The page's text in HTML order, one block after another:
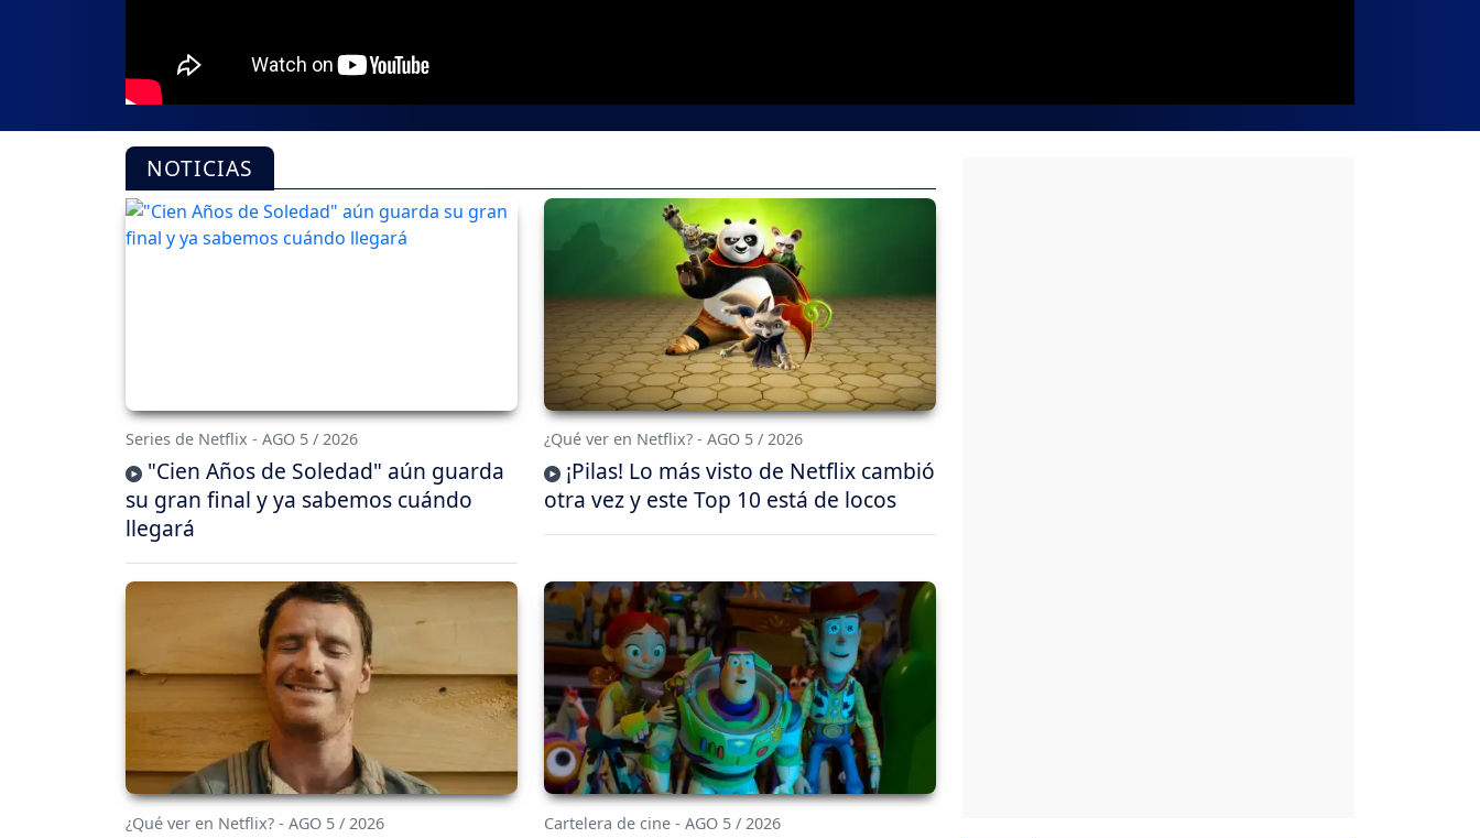
NOTICIAS
Series de Netflix - AGO 5 / 2026
"Cien Años de Soledad" aún guarda
su gran final y ya sabemos cuándo
llegará
¿Qué ver en Netflix? - AGO 5 / 2026
¡Pilas! Lo más visto de Netflix cambió
otra vez y este Top 10 está de locos
¿Qué ver en Netflix? - AGO 5 / 2026 Cartelera de cine - AGO 5 / 2026